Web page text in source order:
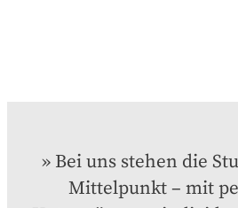
Bei uns stehen die
Mittelpunkt – mit